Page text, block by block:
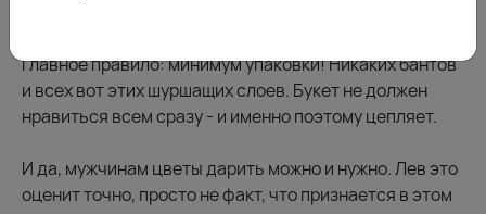
Главное правило: минимум упаковки! Никаких бантов
и всех вот этих шуршащих слоев. Букет не должен
нравиться всем сразу - и именно поэтому цепляет.
И да, мужчинам цветы дарить можно и нужно. Лев это
оценит точно, просто не факт, что признается в этом